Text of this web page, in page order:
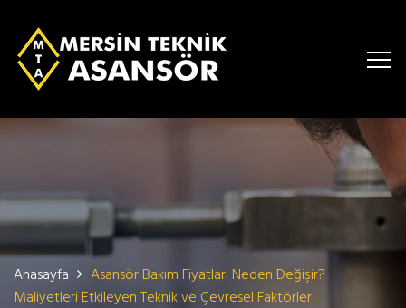
Anasayfa
Asansör Bakım Fiyatları Neden Değişir?
Maliyetleri Etkileyen Teknik ve Çevresel Faktörler